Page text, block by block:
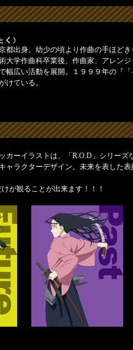
都出身。幼少の頃より作曲の手ほど
大学作曲科卒業後、作曲家、アレン
幅広い活動を展開。１９９９年の『
けている。
カーイラストは、「R.O.D」シリー
ャラクターデザイン。未来を表した
が観ることが出来ます！！！